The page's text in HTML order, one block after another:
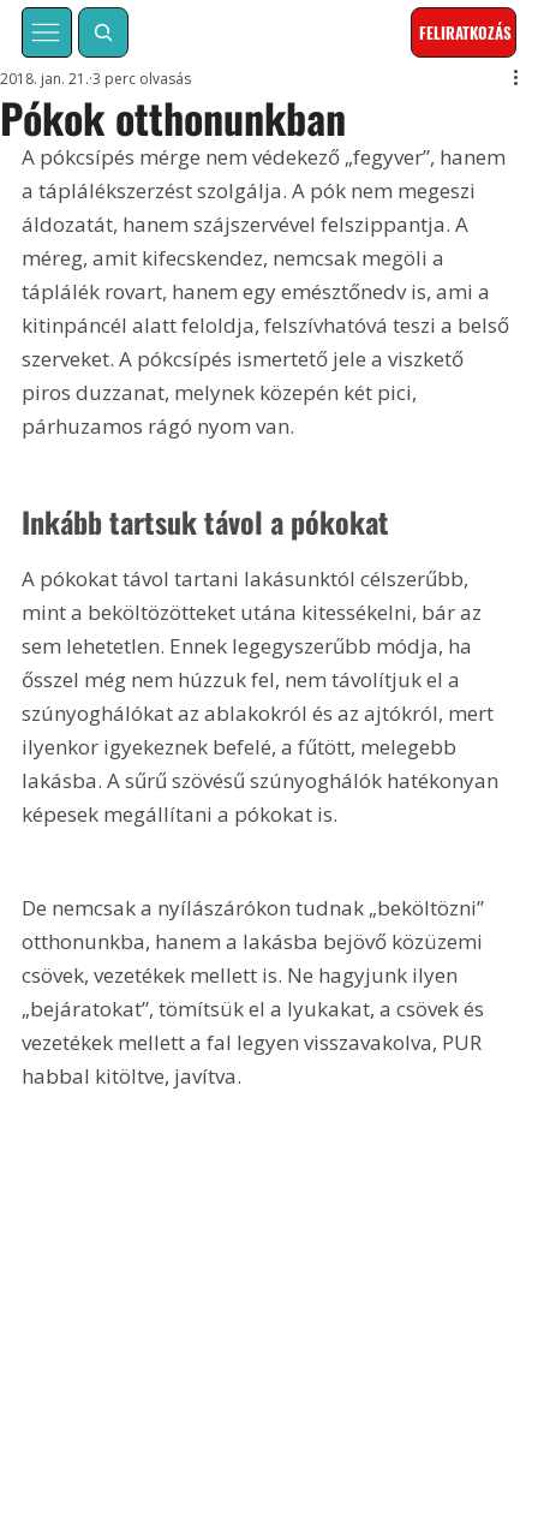
FELIRATKOZÁS
Pókok otthonunkban
2018. jan. 21. 3 perc olvasás
A pókcsípés mérge nem védekező „fegyver”, hanem
a táplálékszerzést szolgálja. A pók nem megeszi
áldozatát, hanem szájszervével felszippantja. A
méreg, amit kifecskendez, nemcsak megöli a
táplálék rovart, hanem egy emésztőnedv is, ami a
kitinpáncél alatt feloldja, felszívhatóvá teszi a belső
szerveket. A pókcsípés ismertető jele a viszkető
piros duzzanat, melynek közepén két pici,
párhuzamos rágó nyom van.
Inkább tartsuk távol a pókokat
A pókokat távol tartani lakásunktól célszerűbb,
mint a beköltözötteket utána kitessékelni, bár az
sem lehetetlen. Ennek legegyszerűbb módja, ha
ősszel még nem húzzuk fel, nem távolítjuk el a
szúnyoghálókat az ablakokról és az ajtókról, mert
ilyenkor igyekeznek befelé, a fűtött, melegebb
lakásba. A sűrű szövésű szúnyoghálók hatékonyan
képesek megállítani a pókokat is.
De nemcsak a nyílászárókon tudnak „beköltözni”
otthonunkba, hanem a lakásba bejövő közüzemi
csövek, vezetékek mellett is. Ne hagyjunk ilyen
„bejáratokat”, tömítsük el a lyukakat, a csövek és
vezetékek mellett a fal legyen visszavakolva, PUR
habbal kitöltve, javítva.